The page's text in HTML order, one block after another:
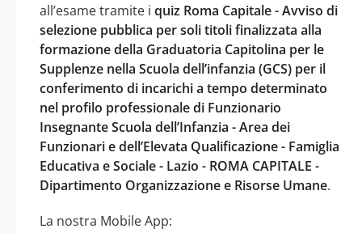
all’esame tramite i quiz Roma Capitale - Avviso di
selezione pubblica per soli titoli finalizzata alla
formazione della Graduatoria Capitolina per le
Supplenze nella Scuola dell’infanzia (GCS) per il
conferimento di incarichi a tempo determinato
nel profilo professionale di Funzionario
Insegnante Scuola dell’Infanzia - Area dei
Funzionari e dell’Elevata Qualificazione - Famiglia
Educativa e Sociale - Lazio - ROMA CAPITALE -
Dipartimento Organizzazione e Risorse Umane.
La nostra Mobile App: